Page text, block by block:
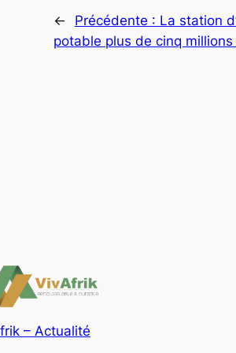
← Précédente : La station
potable plus de cinq
– Actualité